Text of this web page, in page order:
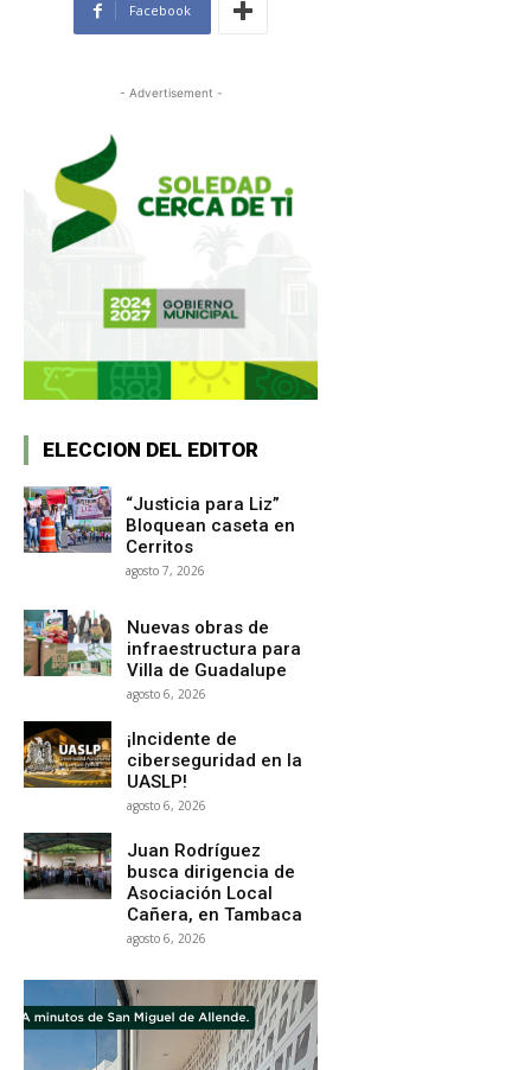
Facebook
- Advertisement -
ELECCION DEL EDITOR
“Justicia para Liz”
Bloquean caseta en
Cerritos
agosto 7, 2026
Nuevas obras de
infraestructura para
Villa de Guadalupe
agosto 6, 2026
¡Incidente de
ciberseguridad en la
UASLP!
agosto 6, 2026
Juan Rodríguez
busca dirigencia de
Asociación Local
Cañera, en Tambaca
agosto 6, 2026